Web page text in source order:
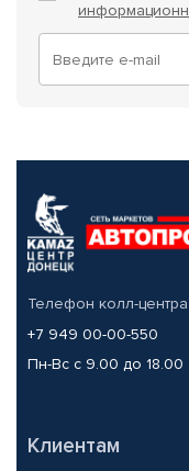
Телефон колл-центра
+7 949 00-00-550
Пн-Вс с 9.00 до 18.00
Клиентам